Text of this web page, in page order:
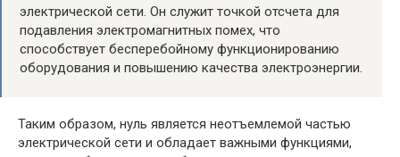
электрической сети. Он служит точкой отсчета для
подавления электромагнитных помех, что
способствует бесперебойному функционированию
оборудования и повышению качества электроэнергии.
Таким образом, нуль является неотъемлемой частью
электрической сети и обладает важными функциями,